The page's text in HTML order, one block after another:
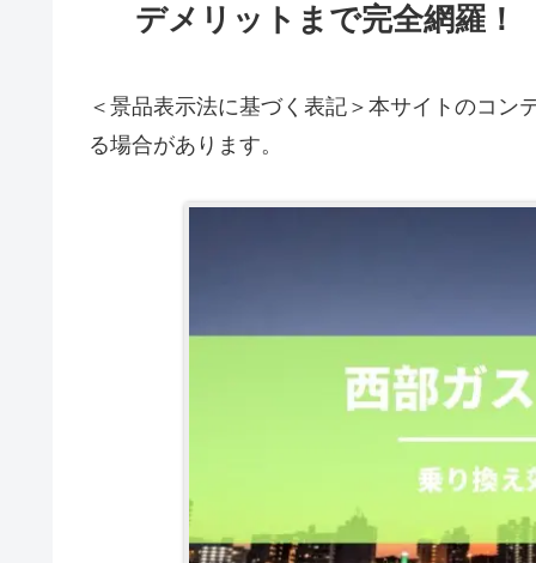
デメリットまで完全網羅！
＜景品表示法に基づく表記＞本サイトのコ
る場合があります。